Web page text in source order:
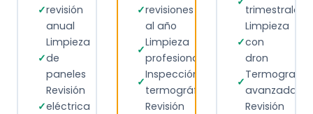
✓revisión
anual
✓
Limpieza
de
paneles
✓
Revisión
eléctrica
✓revisiones
al año
✓
Limpieza
profesional
✓
Inspección
termográfica
Revisión
trimestrales
✓
Limpieza
con
dron
✓
Termografía
avanzada
Revisión